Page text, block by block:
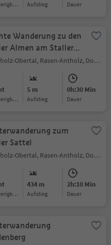
Aufstieg Dauer
Wanderung zu den
Almen am Staller
Antholz-Obertal, Rasen-Antholz, Dolomitenregion Kronplatz
5 m
Aufstieg
0h:30 Min
Dauer
zum
Sattel
Antholz-Obertal, Rasen-Antholz, Dolomitenregion Kronplatz
434 m
Aufstieg
2h:10 Min
Dauer